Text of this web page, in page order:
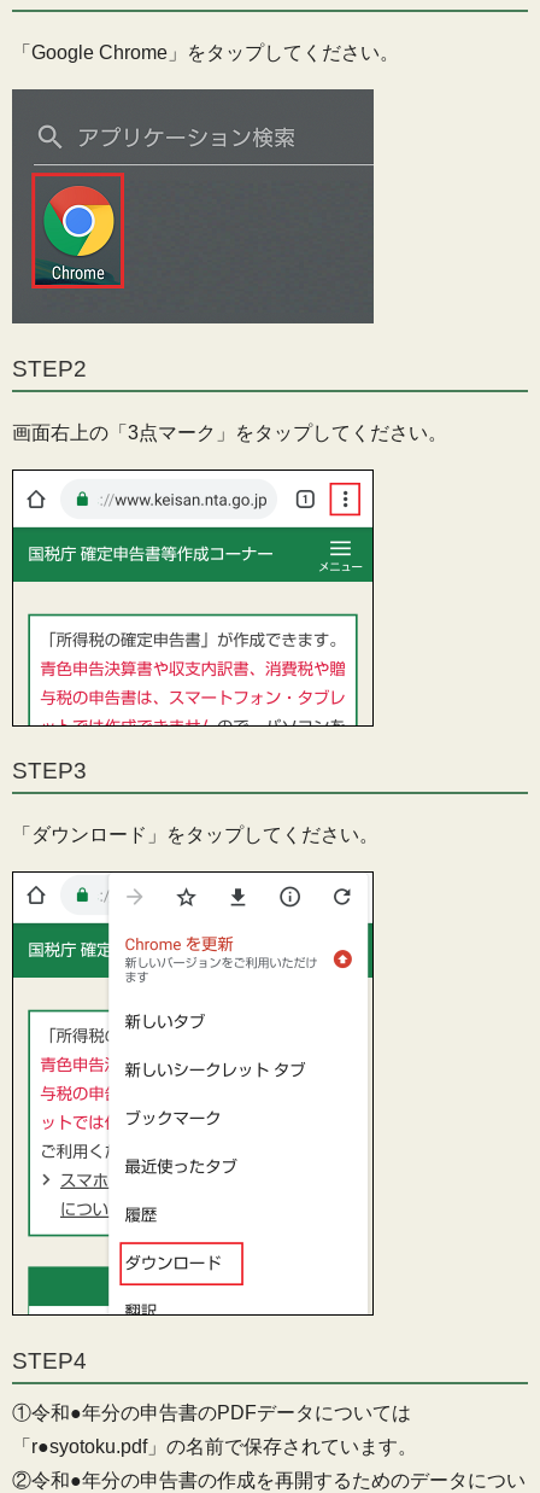
「Google Chrome」をタップしてください。
STEP2
画面右上の「3点マーク」をタップしてください。
STEP3
「ダウンロード」をタップしてください。
STEP4
①令和●年分の申告書のPDFデータについては
「r●syotoku.pdf」の名前で保存されています。
②令和●年分の申告書の作成を再開するためのデータについ